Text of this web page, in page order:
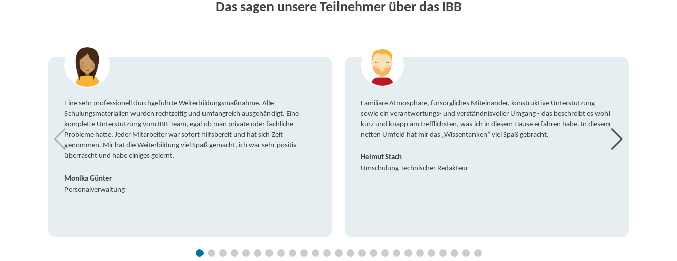
Das sagen unsere Teilnehmer über das IBB
Eine sehr professionell durchgeführte Weiterbildungsmaßnahme. Alle
Schulungsmaterialien wurden rechtzeitig und umfangreich ausgehändigt. Eine
komplette Unterstützung vom IBB-Team, egal ob man private oder fachliche
Probleme hatte. Jeder Mitarbeiter war sofort hilfsbereit und hat sich Zeit
genommen. Mir hat die Weiterbildung viel Spaß gemacht, ich war sehr positiv
überrascht und habe einiges gelernt.
Monika Günter
Personalverwaltung
Familiäre Atmosphäre, fürsorgliches Miteinander, konstruktive Unterstützung
sowie ein verantwortungs- und verständnisvoller Umgang - das beschreibt es wohl
kurz und knapp am trefflichsten, was ich in diesem Hause erfahren habe. In diesem
netten Umfeld hat mir das „Wissentanken“ viel Spaß gebracht.
Helmut Stach
Umschulung Technischer Redakteur